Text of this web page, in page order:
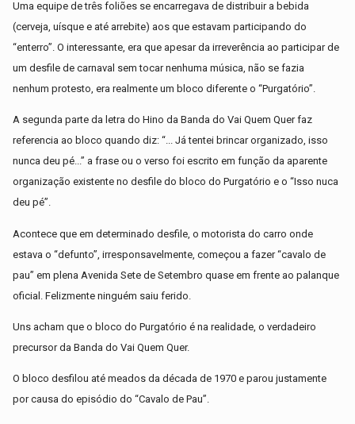
Uma equipe de três foliões se encarregava de distribuir a bebida
(cerveja, uísque e até arrebite) aos que estavam participando do
“enterro”. O interessante, era que apesar da irreverência ao participar de
um desfile de carnaval sem tocar nenhuma música, não se fazia
nenhum protesto, era realmente um bloco diferente o “Purgatório”.
A segunda parte da letra do Hino da Banda do Vai Quem Quer faz
referencia ao bloco quando diz: “... Já tentei brincar organizado, isso
nunca deu pé...” a frase ou o verso foi escrito em função da aparente
organização existente no desfile do bloco do Purgatório e o “Isso nuca
deu pé”.
Acontece que em determinado desfile, o motorista do carro onde
estava o “defunto”, irresponsavelmente, começou a fazer “cavalo de
pau” em plena Avenida Sete de Setembro quase em frente ao palanque
oficial. Felizmente ninguém saiu ferido.
Uns acham que o bloco do Purgatório é na realidade, o verdadeiro
precursor da Banda do Vai Quem Quer.
O bloco desfilou até meados da década de 1970 e parou justamente
por causa do episódio do “Cavalo de Pau”.